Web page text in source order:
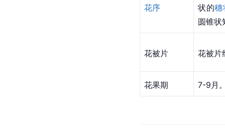
花序
状的穗
圆锥
花被片 花被片
花果期 7-9月